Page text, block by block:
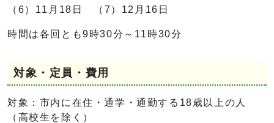
（6）11月18日 （7）12月16日
時間は各回とも9時30分～11時30分
対象・定員・費用
対象：市内に在住・通学・通勤する18歳以上の人
（高校生を除く）